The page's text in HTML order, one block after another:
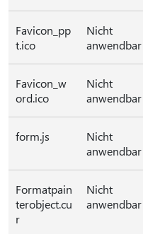
Favicon_pp
t.ico
Nicht
anwendbar
Favicon_w
ord.ico
Nicht
anwendbar
form.js
Nicht
anwendbar
Formatpain
terobject.cu
r
Nicht
anwendbar